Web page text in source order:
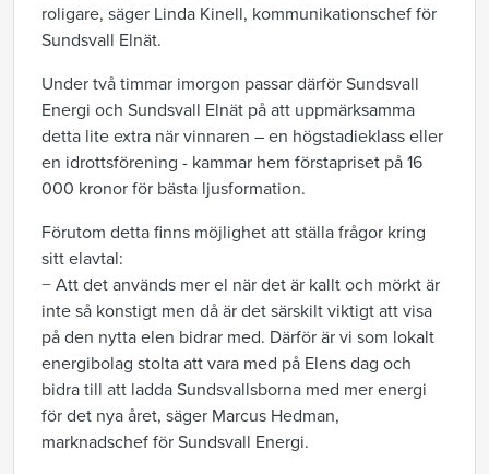
roligare, säger Linda Kinell, kommunikationschef för
Sundsvall Elnät.
Under två timmar imorgon passar därför Sundsvall
Energi och Sundsvall Elnät på att uppmärksamma
detta lite extra när vinnaren – en högstadieklass eller
en idrottsförening - kammar hem förstapriset på 16
000 kronor för bästa ljusformation.
Förutom detta finns möjlighet att ställa frågor kring
sitt elavtal:
− Att det används mer el när det är kallt och mörkt är
inte så konstigt men då är det särskilt viktigt att visa
på den nytta elen bidrar med. Därför är vi som lokalt
energibolag stolta att vara med på Elens dag och
bidra till att ladda Sundsvallsborna med mer energi
för det nya året, säger Marcus Hedman,
marknadschef för Sundsvall Energi.